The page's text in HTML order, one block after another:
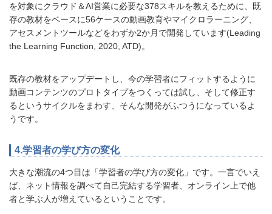
を対象にクラウド＆AI営業に必要な378スキルを教えるために、既
存の教材をベースに56ケースの動画教育やマイクロラーニング、
アセスメントツールなどをわずか2か月で開発しています(Leading
the Learning Function, 2020, ATD)。
既存の教材をアップデートし、今の学習者にフィットするように
動画コンテンツのプロトタイプをつくっては試し、そして修正す
るというサイクルをまわす、そんな開発がふつうになっているよ
うです。
4.学習者の学び方の変化
大きな潮流の4つ目は「学習者の学び方の変化」です。一言でいえ
ば、ネット情報を調べて自己完結する学習者、オンライン上で他
者と学ぶ人が増えているということです。